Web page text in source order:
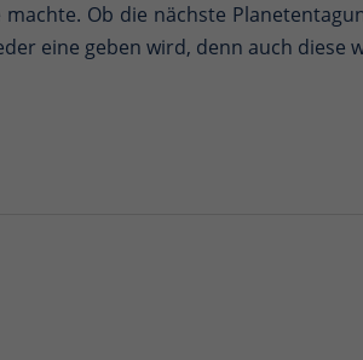
Ob die nächste
eine geben wird, denn auch diese